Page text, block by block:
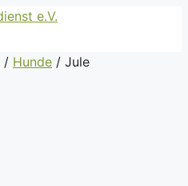
/ Hunde / Jule